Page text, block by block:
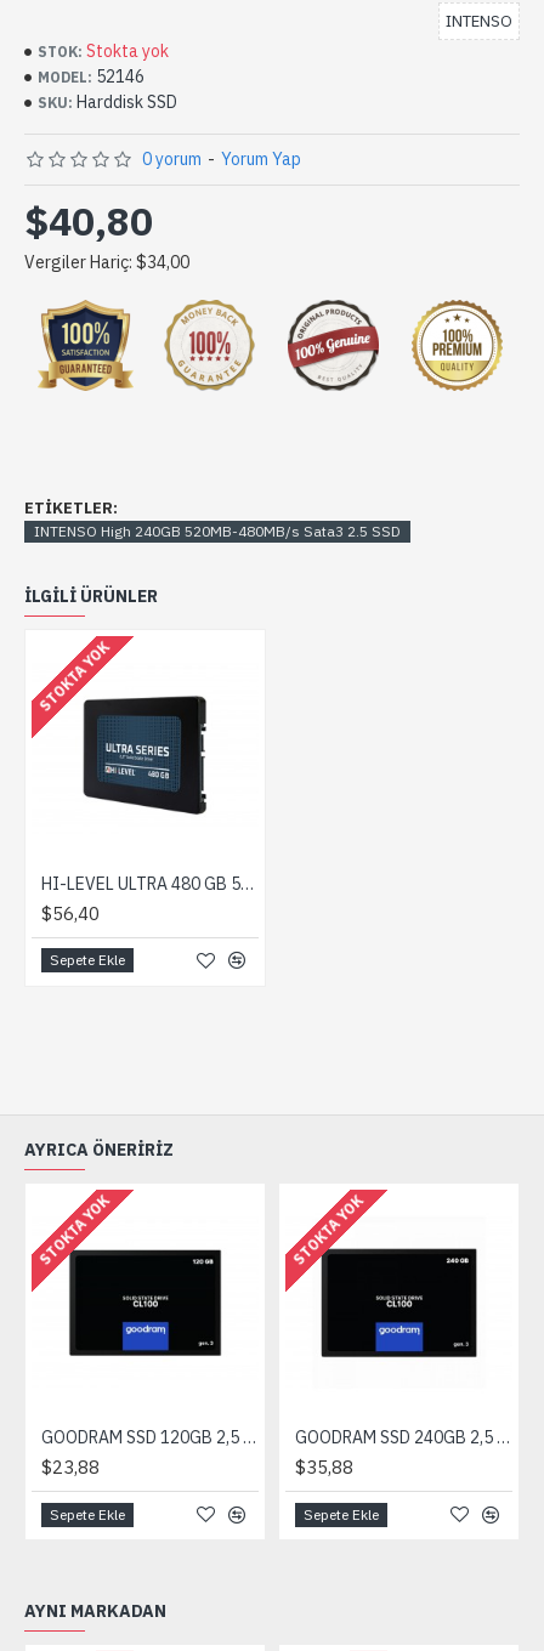
STOK: Stokta yok
MODEL: 52146
SKU: Harddisk SSD
INTENSO
0 yorum - Yorum Yap
$40,80
Vergiler Hariç: $34,00
ETIKETLER:
INTENSO High 240GB 520MB-480MB/s Sata3 2.5 SSD
ILGILI ÜRÜNLER
STOKTA YOK
HI-LEVEL ULTRA 480 GB 550/530MB/s + APARAT SATA3 SSD
$56,40
Sepete Ekle
AYRICA ÖNERIRIZ
STOKTA YOK
GOODRAM SSD 120GB 2,5 SATA 6GB 500/360Mb/s
$23,88
Sepete Ekle
STOKTA YOK
GOODRAM SSD 240GB 2,5 SATA 6GB 500/360Mb/s
$35,88
Sepete Ekle
AYNI MARKADAN